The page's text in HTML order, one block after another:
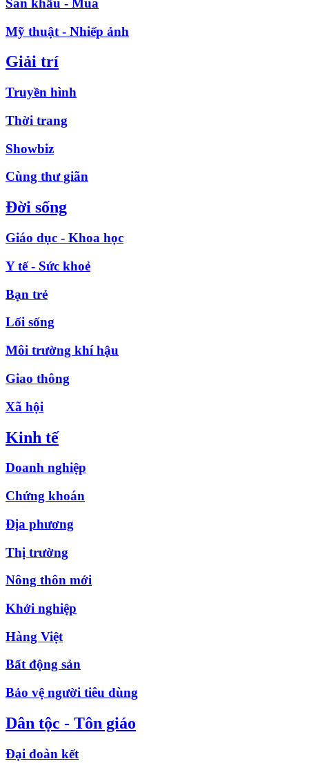
Sân khấu - Múa
Mỹ thuật - Nhiếp ảnh
Giải trí
Truyền hình
Thời trang
Showbiz
Cùng thư giãn
Đời sống
Giáo dục - Khoa học
Y tế - Sức khoẻ
Bạn trẻ
Lối sống
Môi trường khí hậu
Giao thông
Xã hội
Kinh tế
Doanh nghiệp
Chứng khoán
Địa phương
Thị trường
Nông thôn mới
Khởi nghiệp
Hàng Việt
Bất động sản
Bảo vệ người tiêu dùng
Dân tộc - Tôn giáo
Đại đoàn kết